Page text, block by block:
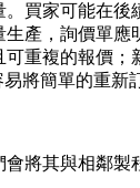
買家可能在
產，詢價單應
重複的報價
將簡單的重新
將其與相鄰製